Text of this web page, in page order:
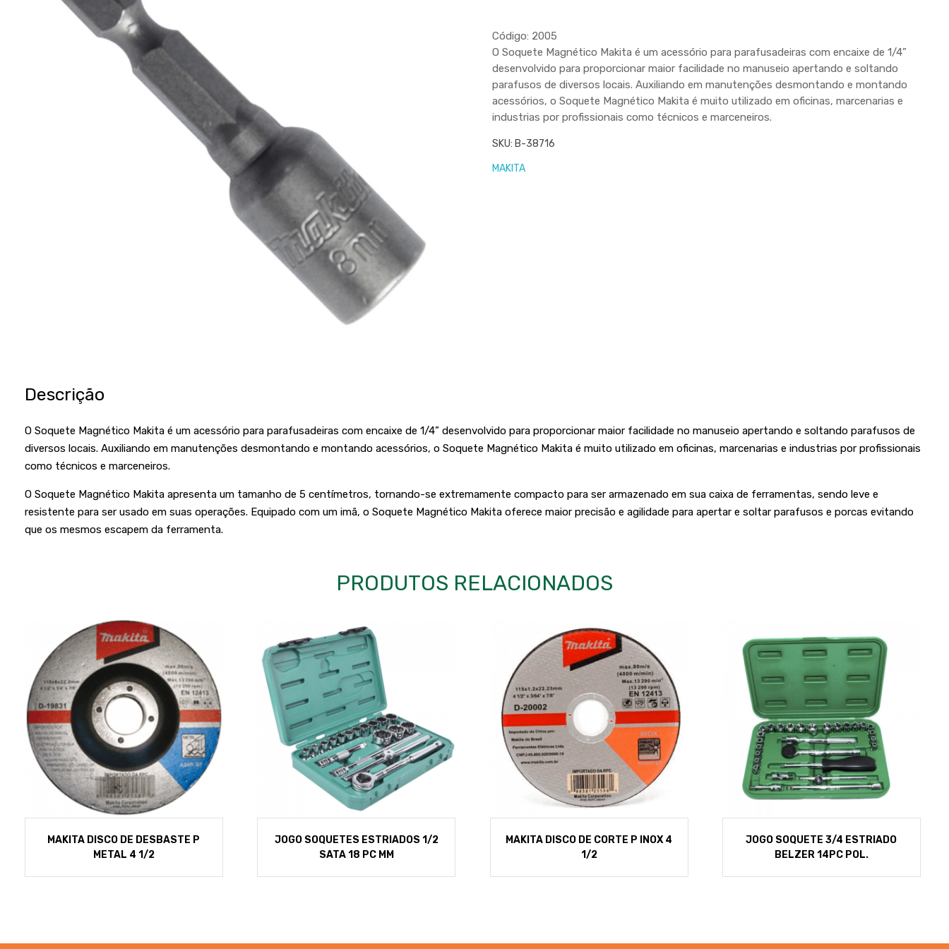
Código: 2005
O Soquete Magnético Makita é um acessório para parafusadeiras com encaixe de 1/4”
desenvolvido para proporcionar maior facilidade no manuseio apertando e soltando
parafusos de diversos locais. Auxiliando em manutenções desmontando e montando
acessórios, o Soquete Magnético Makita é muito utilizado em oficinas, marcenarias e
industrias por profissionais como técnicos e marceneiros.
SKU: B-38716
MAKITA
Descrição
O Soquete Magnético Makita é um acessório para parafusadeiras com encaixe de 1/4” desenvolvido para proporcionar maior facilidade no manuseio apertando e soltando parafusos de
diversos locais. Auxiliando em manutenções desmontando e montando acessórios, o Soquete Magnético Makita é muito utilizado em oficinas, marcenarias e industrias por profissionais
como técnicos e marceneiros.
O Soquete Magnético Makita apresenta um tamanho de 5 centímetros, tornando-se extremamente compacto para ser armazenado em sua caixa de ferramentas, sendo leve e
resistente para ser usado em suas operações. Equipado com um imã, o Soquete Magnético Makita oferece maior precisão e agilidade para apertar e soltar parafusos e porcas evitando
que os mesmos escapem da ferramenta.
PRODUTOS RELACIONADOS
MAKITA DISCO DE DESBASTE P
METAL 4 1/2
JOGO SOQUETES ESTRIADOS 1/2
SATA 18 PC MM
MAKITA DISCO DE CORTE P INOX 4
1/2
JOGO SOQUETE 3/4 ESTRIADO
BELZER 14PC POL.